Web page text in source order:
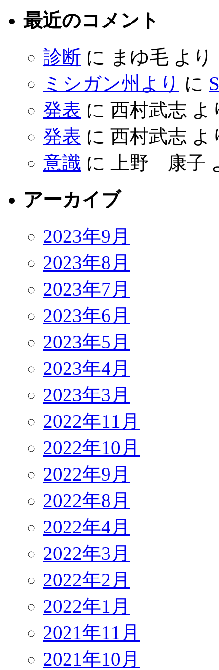
最近のコメント
診断 に まゆ毛 より
ミシガン州より に
発表 に 西村武志 よ
発表 に 西村武志 よ
意識 に 上野 康子
アーカイブ
2023年9月
2023年8月
2023年7月
2023年6月
2023年5月
2023年4月
2023年3月
2022年11月
2022年10月
2022年9月
2022年8月
2022年4月
2022年3月
2022年2月
2022年1月
2021年11月
2021年10月